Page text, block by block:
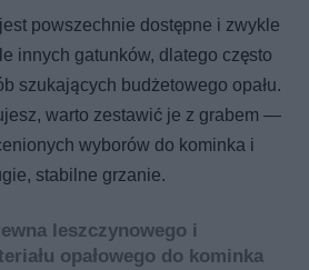
powszechnie dostępne i zwykle
innych gatunków, dlatego często
szukających budżetowego opału.
warto zestawić je z grabem —
wyborów do kominka i
stabilne grzanie.
leszczynowego i
opałowego do kominka